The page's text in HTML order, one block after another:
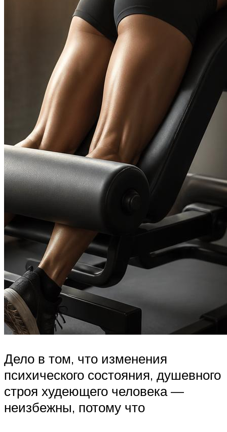
Дело в том, что изменения
психического состояния, душевного
строя худеющего человека —
неизбежны, потому что